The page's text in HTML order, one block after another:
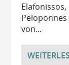
von...